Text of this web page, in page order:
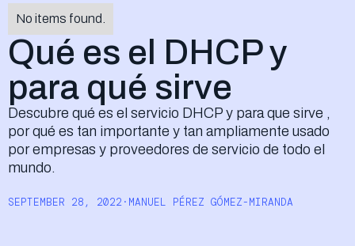
No items found.
Qué es el DHCP y
para qué sirve
Descubre qué es el servicio DHCP y para que sirve ,
por qué es tan importante y tan ampliamente usado
por empresas y proveedores de servicio de todo el
mundo.
SEPTEMBER 28, 2022· MANUEL PÉREZ GÓMEZ-MIRANDA
Almacenamiento de Objetos
Sin límite y compatible con S3
Elliot AI MUY PRONTO La IA de Plenit que transformará por